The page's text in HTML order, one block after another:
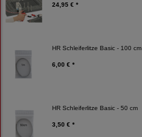
24,95 € *
HR Schleiferlitze Basic - 100 cm
6,00 € *
HR Schleiferlitze Basic - 50 cm
3,50 € *